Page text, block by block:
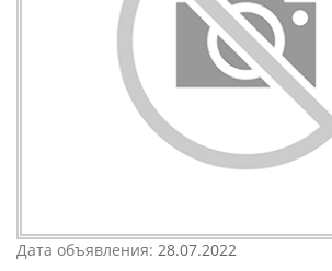
Дата объявления: 28.07.2022